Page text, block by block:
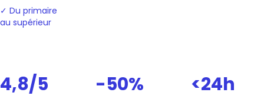
✓ Du primaire
au supérieur
4,8/5 -50% <24h